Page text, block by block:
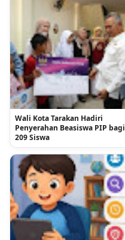
Wali Kota Tarakan Hadiri
Penyerahan Beasiswa PIP bagi
209 Siswa